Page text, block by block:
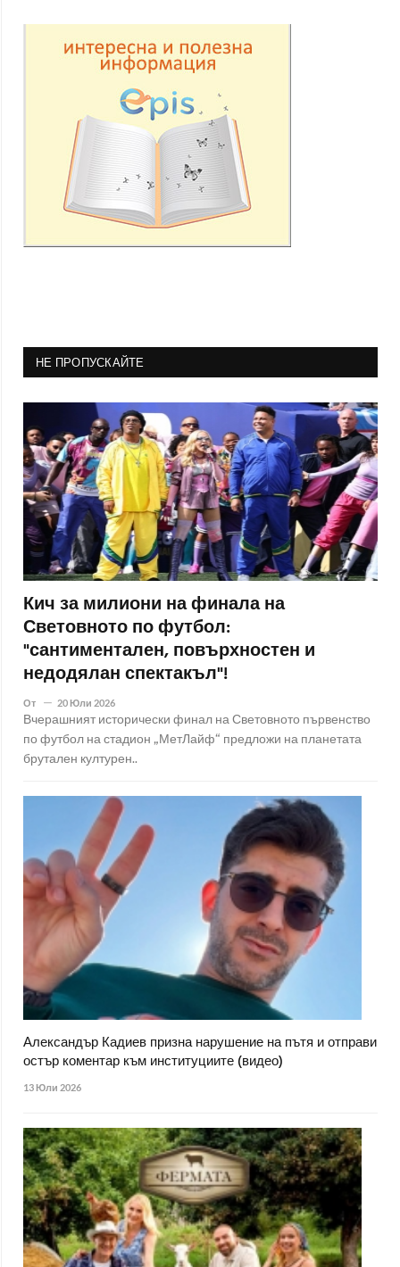
НЕ ПРОПУСКАЙТЕ
Кич за милиони на финала на
Световното по футбол:
"сантиментален, повърхностен и
недодялан спектакъл"!
От 20 Юли 2026
Вчерашният исторически финал на Световното първенство
по футбол на стадион „МетЛайф“ предложи на планетата
брутален културен..
Александър Кадиев призна нарушение на пътя и отправи
остър коментар към институциите (видео)
13 Юли 2026